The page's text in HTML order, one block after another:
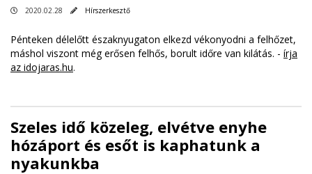
2020.02.28 Hírszerkesztő
Pénteken délelőtt északnyugaton elkezd vékonyodni a felhőzet,
máshol viszont még erősen felhős, borult időre van kilátás. - írja
az idojaras.hu.
Szeles idő közeleg, elvétve enyhe
hózáport és esőt is kaphatunk a
nyakunkba